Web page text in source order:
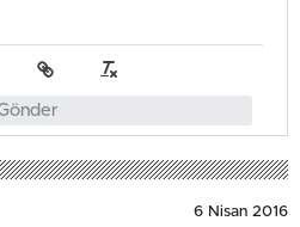
6 Nisan 2016